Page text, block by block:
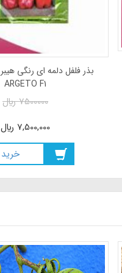
ARGETO F1
7500000ريال
7,500,000ريال
خريد